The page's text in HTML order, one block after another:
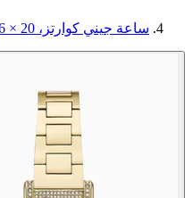
ساعة جيني كوارتز، 20 × 26 مم